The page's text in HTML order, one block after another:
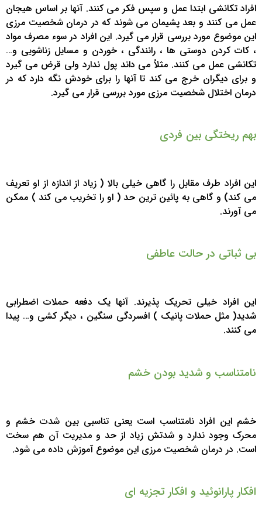
افراد تکانشی ابتدا عمل و سپس فکر می کنند. آنها بر اساس هیجان
عمل می کنند و بعد پشیمان می شوند که در درمان شخصیت مرزی
این موضوع مورد بررسی قرار می گیرد. این افراد در سوء مصرف مواد
، کات کردن دوستی ها ، رانندگی ، خوردن و مسایل زناشویی و…
تکانشی عمل می کنند. مثلاً می داند پول ندارد ولی قرض می گیرد
و برای دیگران خرج می کند تا آنها را برای خودش نگه دارد که در
درمان اختلال شخصیت مرزی مورد بررسی قرار می گیرد.
بهم ریختگی بین فردی
این افراد طرف مقابل را گاهی خیلی بالا ( زیاد از اندازه از او تعریف
می کند) و گاهی به پائین ترین حد ( او را تخریب می کند ) ممکن
می آورند.
بی ثباتی در حالت عاطفی
این افراد خیلی تحریک پذیرند. آنها یک دفعه حملات اضطرابی
شدید( مثل حملات پانیک ) افسردگی سنگین ، دیگر کشی و… پیدا
می کنند.
نامتناسب و شدید بودن خشم
خشم این افراد نامتناسب است یعنی تناسبی بین شدت خشم و
محرک وجود ندارد و شدتش زیاد از حد و مدیریت آن هم سخت
است. در درمان شخصیت مرزی این موضوع آموزش داده می شود.
افکار پارانوئید و افکار تجزیه ای